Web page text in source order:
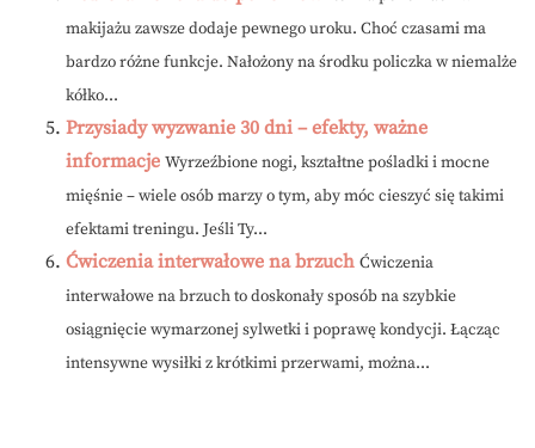
makijażu zawsze dodaje pewnego uroku. Choć czasami ma
bardzo różne funkcje. Nałożony na środku policzka w niemalże
kółko...
Przysiady wyzwanie 30 dni – efekty, ważne
informacje Wyrzeźbione nogi, kształtne pośladki i mocne
mięśnie – wiele osób marzy o tym, aby móc cieszyć się takimi
efektami treningu. Jeśli Ty...
Ćwiczenia interwałowe na brzuch Ćwiczenia
interwałowe na brzuch to doskonały sposób na szybkie
osiągnięcie wymarzonej sylwetki i poprawę kondycji. Łącząc
intensywne wysiłki z krótkimi przerwami, można...